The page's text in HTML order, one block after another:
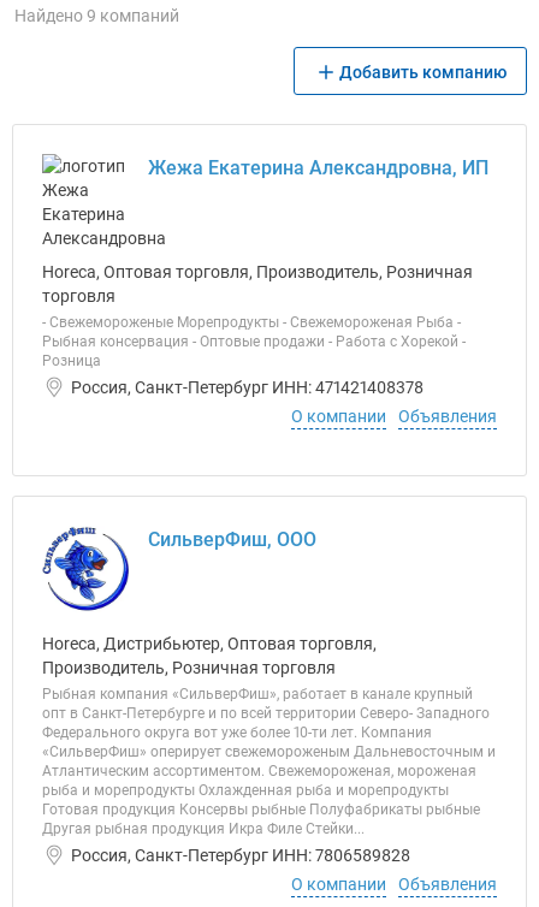
Найдено 9 компаний
Добавить компанию
Жежа Екатерина Александровна, ИП
Horeca, Оптовая торговля, Производитель, Розничная
торговля
- Свежемороженые Морепродукты - Свежемороженая Рыба -
Рыбная консервация - Оптовые продажи - Работа с Хорекой -
Розница
Россия, Санкт-Петербург ИНН: 471421408378
О компании
Объявления
СильверФиш, ООО
Horeca, Дистрибьютер, Оптовая торговля,
Производитель, Розничная торговля
Рыбная компания «СильверФиш», работает в канале крупный
опт в Санкт-Петербурге и по всей территории Северо- Западного
Федерального округа вот уже более 10-ти лет. Компания
«СильверФиш» оперирует свежемороженым Дальневосточным и
Атлантическим ассортиментом. Свежемороженая, мороженая
рыба и морепродукты Охлажденная рыба и морепродукты
Готовая продукция Консервы рыбные Полуфабрикаты рыбные
Другая рыбная продукция Икра Филе Стейки...
Россия, Санкт-Петербург ИНН: 7806589828
О компании
Объявления